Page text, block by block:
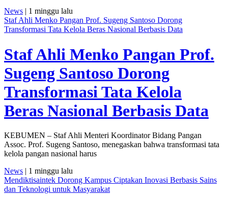
News | 1 minggu lalu
Staf Ahli Menko Pangan Prof. Sugeng Santoso Dorong
Transformasi Tata Kelola Beras Nasional Berbasis Data
Staf Ahli Menko Pangan Prof.
Sugeng Santoso Dorong
Transformasi Tata Kelola
Beras Nasional Berbasis Data
KEBUMEN – Staf Ahli Menteri Koordinator Bidang Pangan
Assoc. Prof. Sugeng Santoso, menegaskan bahwa transformasi tata
kelola pangan nasional harus
News | 1 minggu lalu
Mendiktisaintek Dorong Kampus Ciptakan Inovasi Berbasis Sains
dan Teknologi untuk Masyarakat